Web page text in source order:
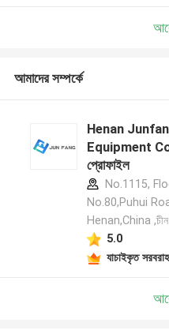
আমাদের সম্পর্কে
Henan
Equipment
প্রোফাইল
No.1115,
No.80,Puhui
Henan,China ,চীন
5.0
যাচাইকৃত